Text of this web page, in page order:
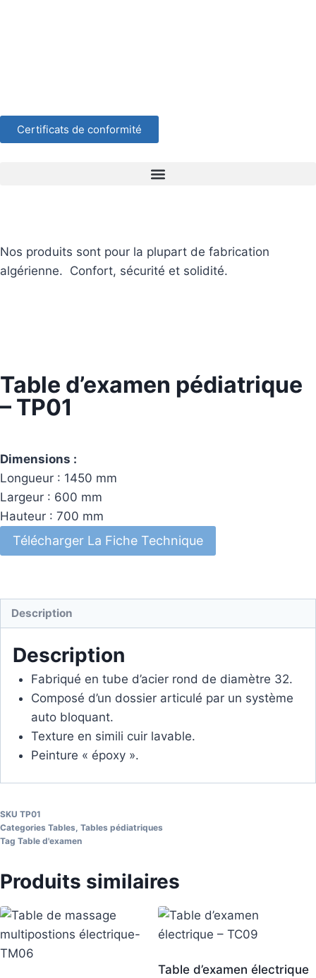
Certificats de conformité
Nos produits sont pour la plupart de fabrication
algérienne. Confort, sécurité et solidité.
Table d’examen pédiatrique
– TP01
Dimensions :
Longueur : 1450 mm
Largeur : 600 mm
Hauteur : 700 mm
Télécharger La Fiche Technique
Description
Description
Fabriqué en tube d’acier rond de diamètre 32.
Composé d’un dossier articulé par un système
auto bloquant.
Texture en simili cuir lavable.
Peinture « époxy ».
SKU TP01
Categories Tables, Tables pédiatriques
Tag Table d'examen
Produits similaires
Table d’examen électrique